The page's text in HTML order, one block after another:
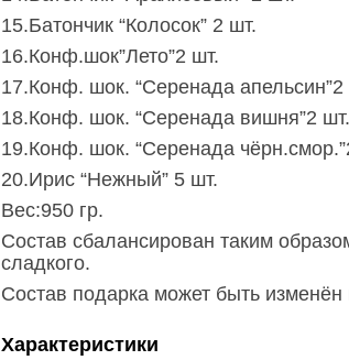
15.Батончик “Колосок” 2 шт.
16.Конф.шок”Лето”2 шт.
17.Конф. шок. “Серенада апельсин”2
18.Конф. шок. “Серенада вишня”2 шт.
19.Конф. шок. “Серенада
20.Ирис “Нежный” 5 шт.
Вес:950 гр.
Состав сбалансирован таким
сладкого.
Состав подарка может быть
Характеристики